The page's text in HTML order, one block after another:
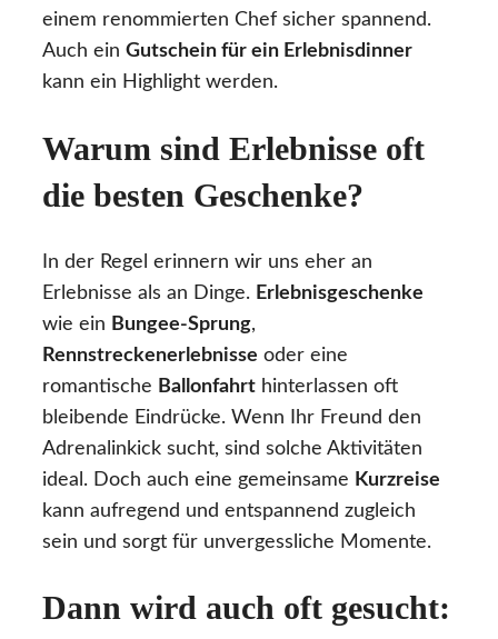
einem renommierten Chef sicher spannend.
Auch ein Gutschein für ein Erlebnisdinner
kann ein Highlight werden.
Warum sind Erlebnisse oft
die besten Geschenke?
In der Regel erinnern wir uns eher an
Erlebnisse als an Dinge. Erlebnisgeschenke
wie ein Bungee-Sprung,
Rennstreckenerlebnisse oder eine
romantische Ballonfahrt hinterlassen oft
bleibende Eindrücke. Wenn Ihr Freund den
Adrenalinkick sucht, sind solche Aktivitäten
ideal. Doch auch eine gemeinsame Kurzreise
kann aufregend und entspannend zugleich
sein und sorgt für unvergessliche Momente.
Dann wird auch oft gesucht: